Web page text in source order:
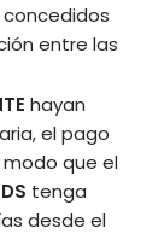
entre las
hayan
el pago
que el
tenga
desde el